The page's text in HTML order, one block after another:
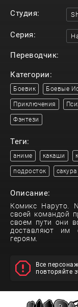
Студия:
Серия:
Переводчик:
Категории:
Боевик Боевые
Приключения
Фэнтези
Теги:
аниме какаши
подросток сакура
Описание:
Комикс Наруто.
своей командой
своем пути они
доставляют им
героям.
Все
повторяйте